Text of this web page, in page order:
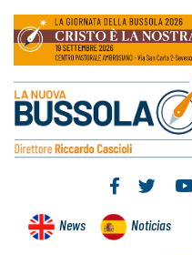
News Noticias